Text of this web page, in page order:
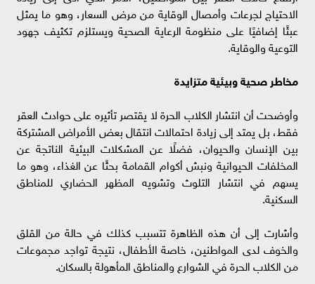
الاحتياج لجرعات وأمصال الوقاية من مرض السعار، وهو ما يمثل
عبئًا إضافيًا على منظومة الرعاية الصحية ويستلزم تكثيف جهود
التوعية والوقاية.
مخاطر صحية وبيئية متزايدة
وأوضحت أن انتشار الكلاب الحرة لا يقتصر تأثيره على حوادث العقر
فقط، بل يمتد إلى زيادة احتمالات انتقال بعض الأمراض المشتركة
بين الإنسان والحيوان، فضلًا عن المشكلات البيئية الناتجة عن
المخلفات الحيوانية ونبش أكوام القمامة بحثًا عن الغذاء، وهو ما
يسهم في انتشار التلوث وتشويه المظهر الحضاري للمناطق
السكنية.
وأشارت إلى أن هذه الظاهرة تتسبب كذلك في حالة من القلق
والخوف لدى المواطنين، خاصة الأطفال، نتيجة تواجد مجموعات
من الكلاب الحرة في الشوارع والمناطق المأهولة بالسكان.